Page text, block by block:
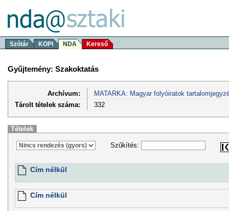
Szótár KOPI NDA Kereső
Gyűjtemény: Szakoktatás
Archívum:
MATARKA: Magyar folyóiratok
Tárolt tételek száma:
332
Tételek
Szűkítés:
Cím nélkül
Cím nélkül